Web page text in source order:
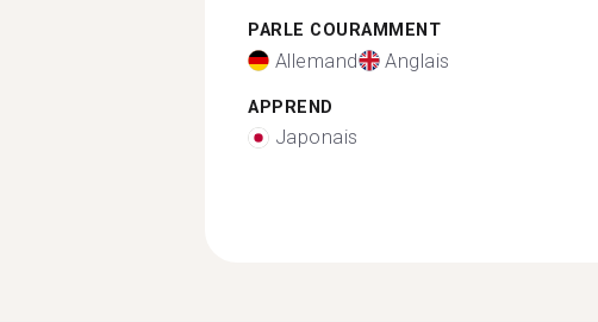
PARLE COURAMMENT
Allemand Anglais
APPREND
Japonais